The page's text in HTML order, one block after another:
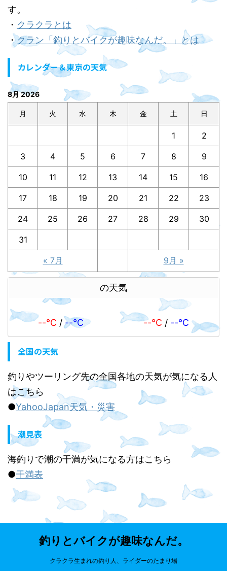
す。
・ クラクラとは
・クラン「釣りとバイクが趣味なんだ。」とは
カレンダー＆東京の天気
8月 2026
月 火 水 木 金 土 日
1 2
3 4 5 6 7 8 9
10 11 12 13 14 15 16
17 18 19 20 21 22 23
24 25 26 27 28 29 30
31
« 7月 9月 »
の天気
--℃ / --℃ --℃ / --℃
全国の天気
釣りやツーリング先の全国各地の天気が気になる人
はこちら
●YahooJapan天気・災害
潮見表
海釣りで潮の干満が気になる方はこちら
●干満表
釣りとバイクが趣味なんだ。
クラクラ生まれの釣り人、ライダーのたまり場